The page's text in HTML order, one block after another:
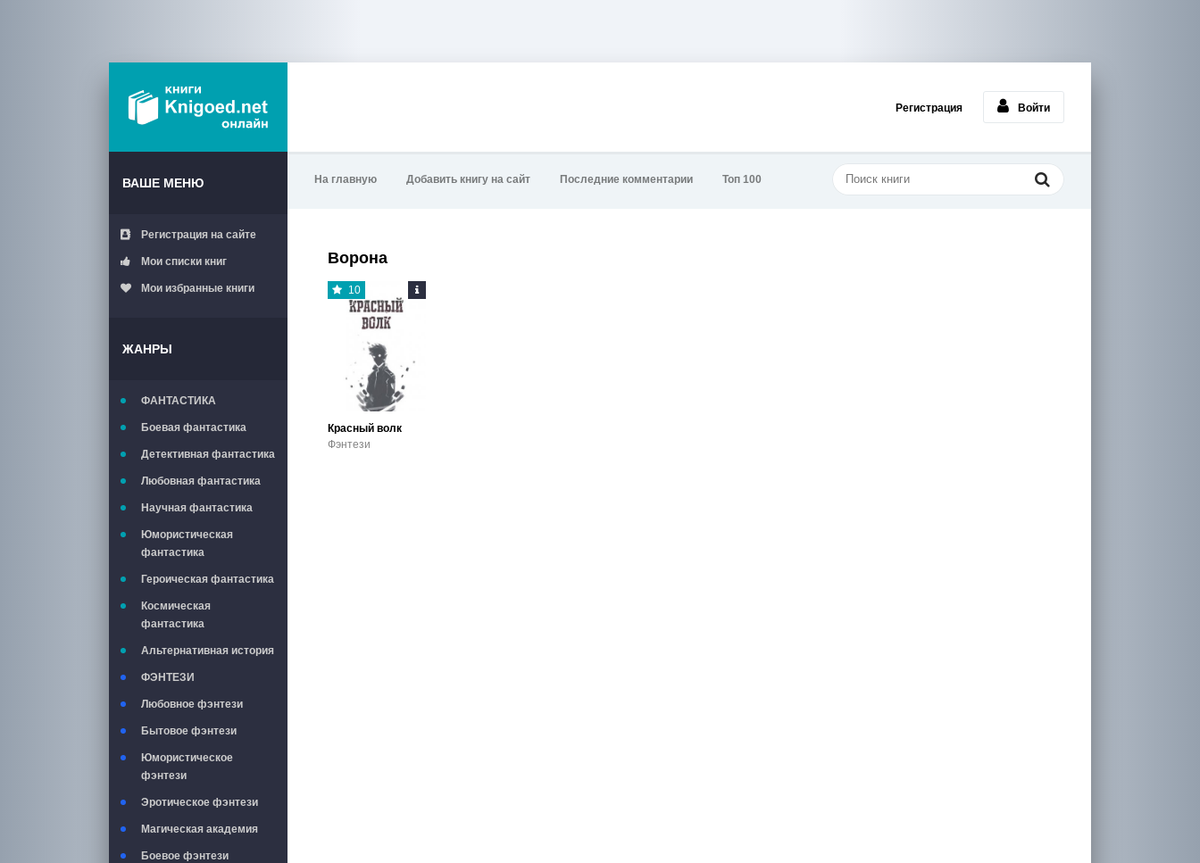
Регистрация Войти
ВАШЕ МЕНЮ
Регистрация на сайте
Мои списки книг
Мои избранные книги
ЖАНРЫ
ФАНТАСТИКА
Боевая фантастика
Детективная фантастика
Любовная фантастика
Научная фантастика
Юмористическая
фантастика
Героическая фантастика
Космическая
фантастика
Альтернативная история
ФЭНТЕЗИ
Любовное фэнтези
Бытовое фэнтези
Юмористическое
фэнтези
Эротическое фэнтези
Магическая академия
Боевое фэнтези
На главную Добавить книгу на сайт Последние комментарии Топ 100
Ворона
10
Красный волк
Фэнтези